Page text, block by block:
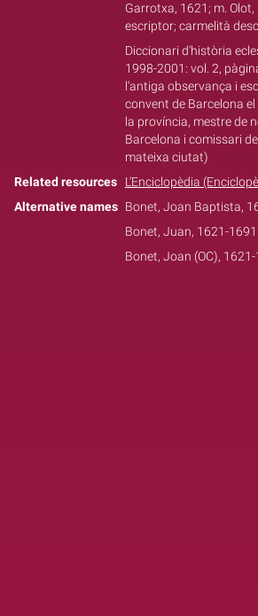
Garrotxa, 1621; m.
escriptor; carmelità
Diccionari d'història
1998-2001: vol. 2,
l'antiga observança i
convent de Barcelona
la província, mestre de
Barcelona i comissari
mateixa ciutat)
Related resources L'Enciclopèdia
Alternative names Bonet, Joan Baptista,
Bonet, Juan, 1621-1691
Bonet, Joan (OC), 1621-